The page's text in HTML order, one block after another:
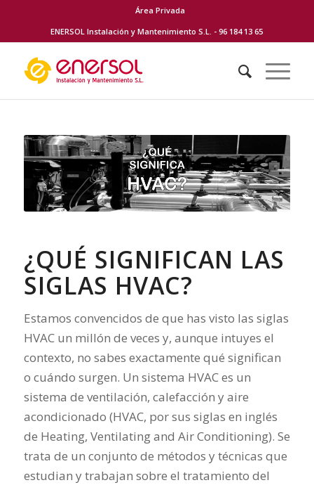
Área Privada
ENERSOL Instalación y Mantenimiento S.L. - 96 184 13 65
¿QUÉ SIGNIFICAN LAS
SIGLAS HVAC?
Estamos convencidos de que has visto las siglas
HVAC un millón de veces y, aunque intuyes el
contexto, no sabes exactamente qué significan
o cuándo surgen. Un sistema HVAC es un
sistema de ventilación, calefacción y aire
acondicionado (HVAC, por sus siglas en inglés
de Heating, Ventilating and Air Conditioning). Se
trata de un conjunto de métodos y técnicas que
estudian y trabajan sobre el tratamiento del